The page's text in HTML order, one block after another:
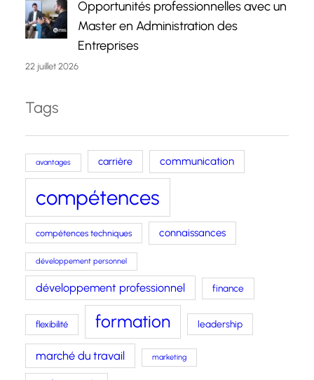
Opportunités professionnelles avec un
Master en Administration des
Entreprises
22 juillet 2026
Tags
avantages carrière communication
compétences
compétences techniques connaissances
développement personnel
développement professionnel finance
flexibilité formation leadership
marché du travail marketing